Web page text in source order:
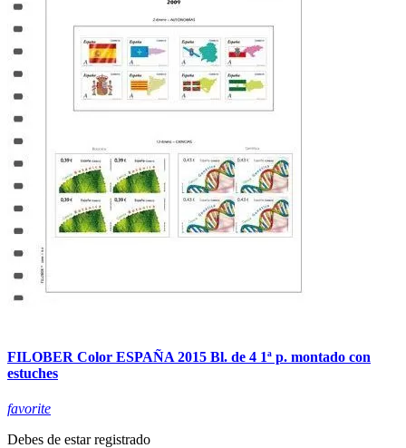
FILOBER Color ESPAÑA 2015 Bl. de 4 1ª p. montado con
estuches
favorite
Debes de estar registrado